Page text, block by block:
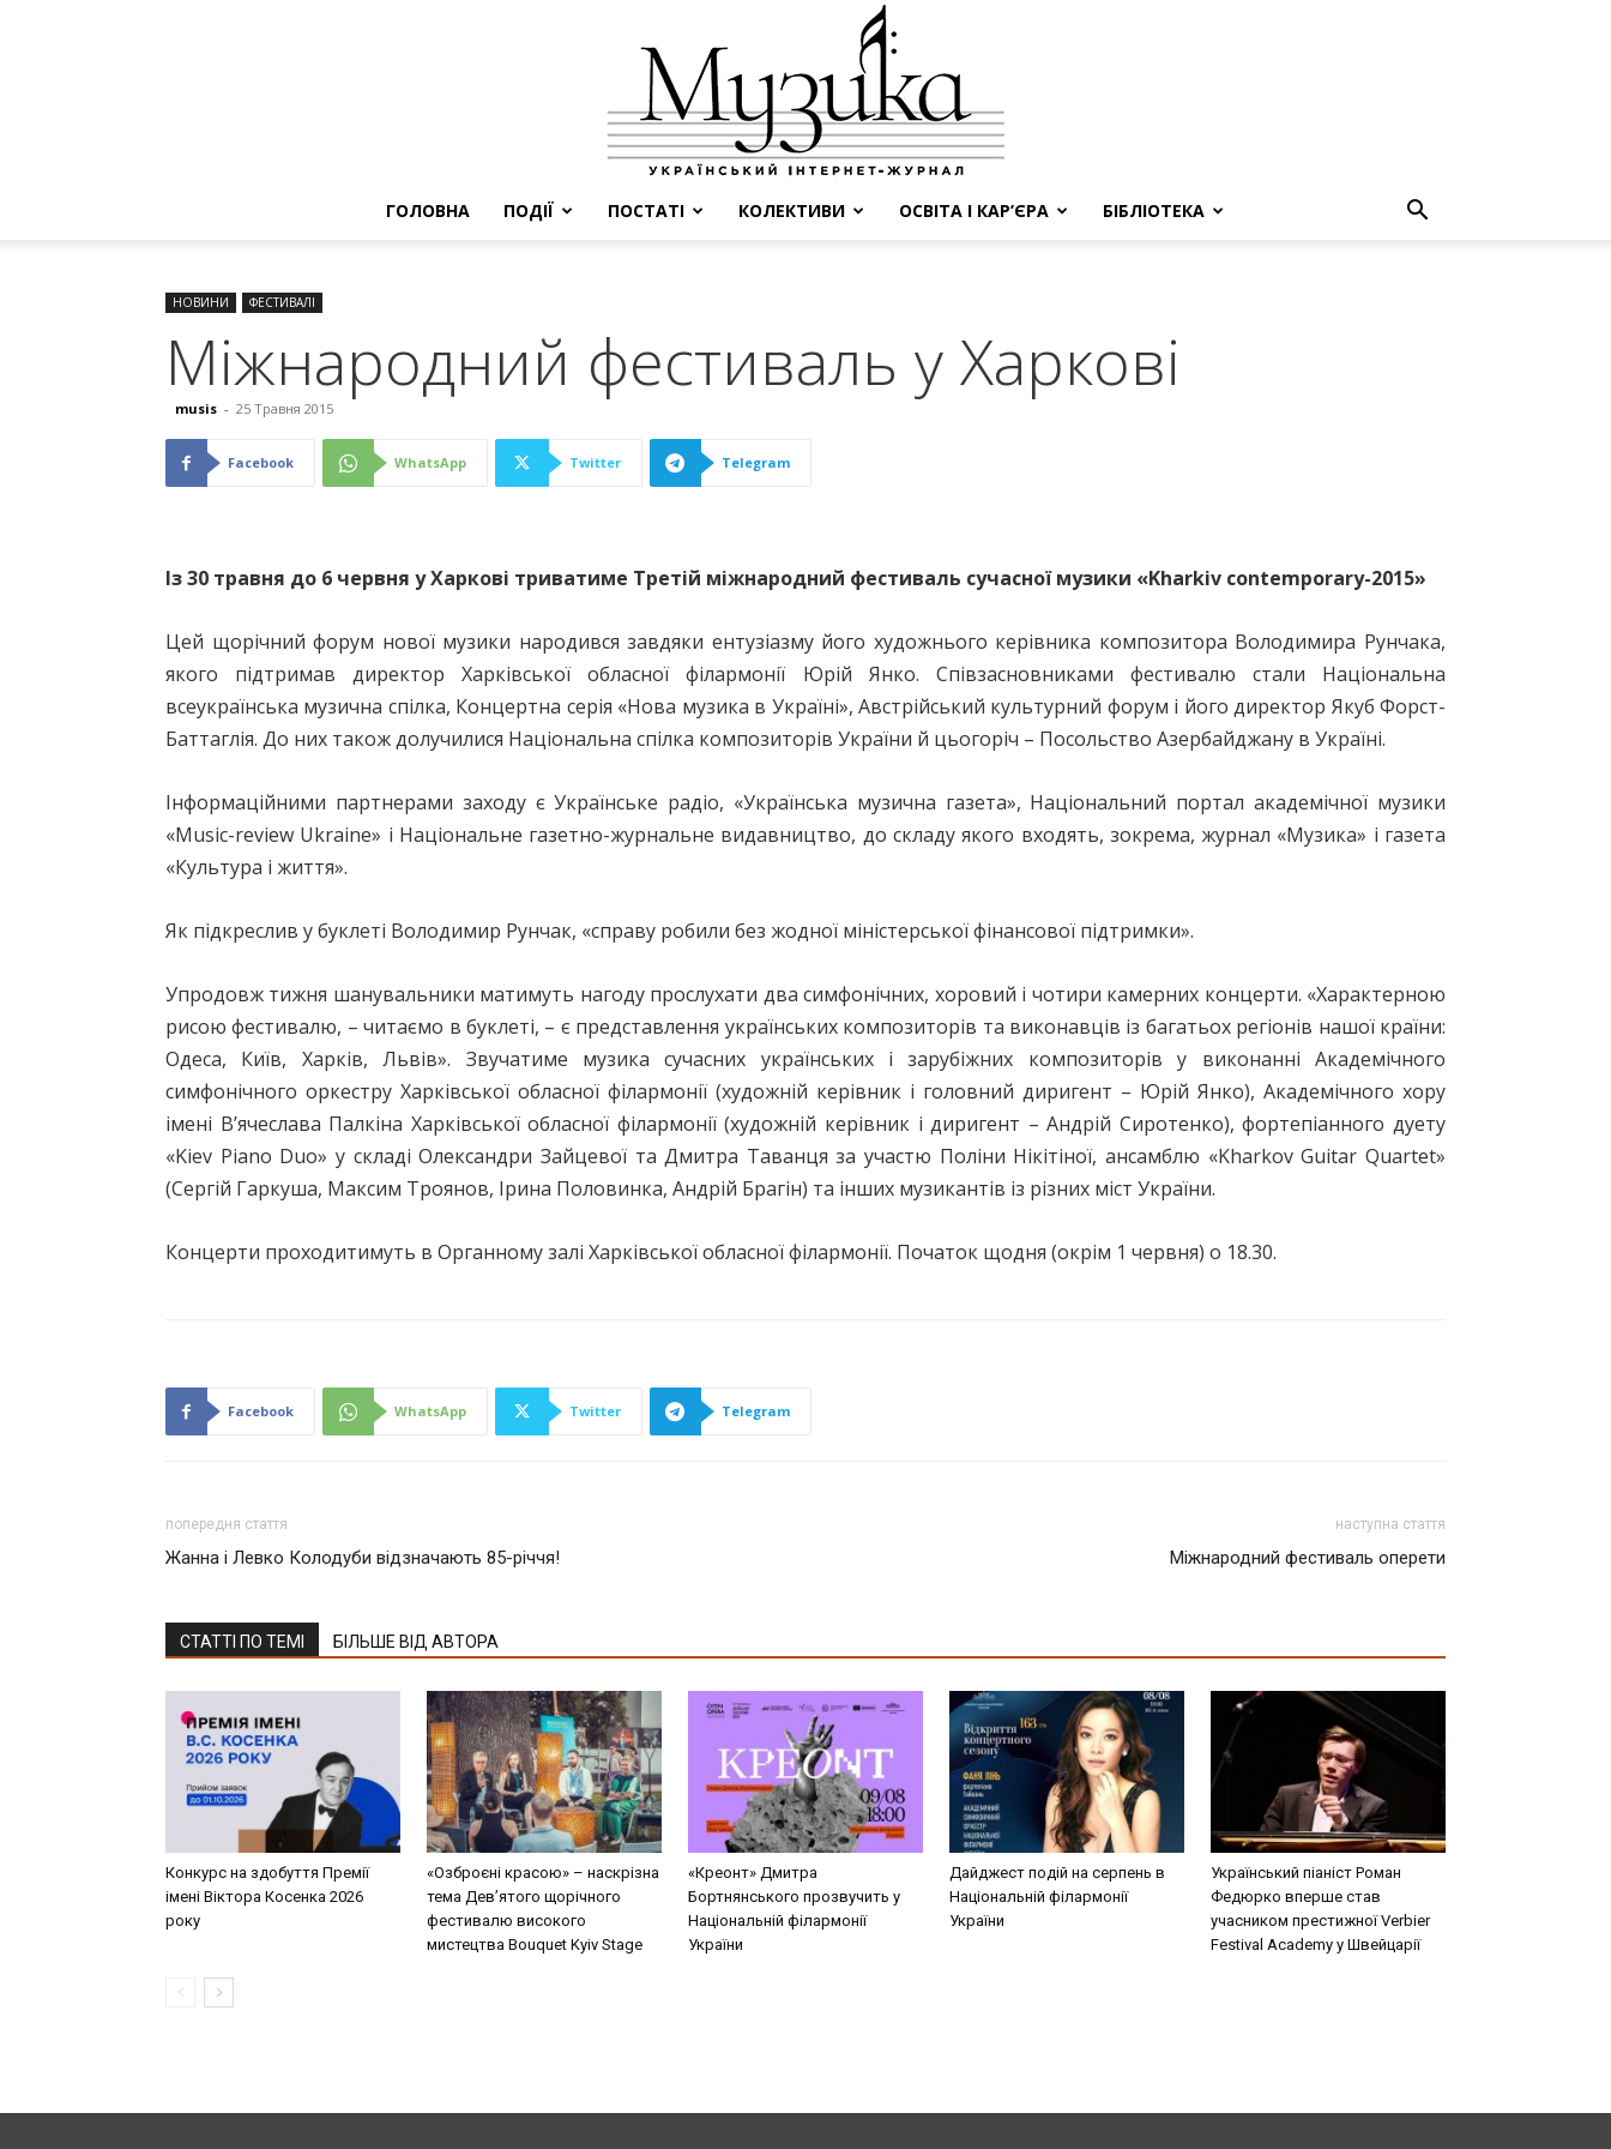
ГОЛОВНА ПОДІЇ ПОСТАТІ КОЛЕКТИВИ ОСВІТА І КАР’ЄРА БІБЛІОТЕКА
НОВИНИ ФЕСТИВАЛІ
Міжнародний фестиваль у Харкові
musis - 25 Травня 2015
Facebook WhatsApp Twitter Telegram
Із 30 травня до 6 червня у Харкові триватиме Третій міжнародний фестиваль сучасної музики «Kharkiv contemporary-2015»
Цей щорічний форум нової музики народився завдяки ентузіазму його художнього керівника композитора Володимира Рунчака,
якого підтримав директор Харківської обласної філармонії Юрій Янко. Співзасновниками фестивалю стали Національна
всеукраїнська музична спілка, Концертна серія «Нова музика в Україні», Австрійський культурний форум і його директор Якуб Форст-
Баттаглія. До них також долучилися Національна спілка композиторів України й цьогоріч – Посольство Азербайджану в Україні.
Інформаційними партнерами заходу є Українське радіо, «Українська музична газета», Національний портал академічної музики
«Music-review Ukraine» і Національне газетно-журнальне видавництво, до складу якого входять, зокрема, журнал «Музика» і газета
«Культура і життя».
Як підкреслив у буклеті Володимир Рунчак, «справу робили без жодної міністерської фінансової підтримки».
Упродовж тижня шанувальники матимуть нагоду прослухати два симфонічних, хоровий і чотири камерних концерти. «Характерною
рисою фестивалю, – читаємо в буклеті, – є представлення українських композиторів та виконавців із багатьох регіонів нашої країни:
Одеса, Київ, Харків, Львів». Звучатиме музика сучасних українських і зарубіжних композиторів у виконанні Академічного
симфонічного оркестру Харківської обласної філармонії (художній керівник і головний диригент – Юрій Янко), Академічного хору
імені В’ячеслава Палкіна Харківської обласної філармонії (художній керівник і диригент – Андрій Сиротенко), фортепіанного дуету
«Kiev Pіano Duo» у складі Олександри Зайцевої та Дмитра Таванця за участю Поліни Нікітіної, ансамблю «Kharkov Guitar Quartet»
(Сергій Гаркуша, Максим Троянов, Ірина Половинка, Андрій Брагін) та інших музикантів із різних міст України.
Концерти проходитимуть в Органному залі Харківської обласної філармонії. Початок щодня (окрім 1 червня) о 18.30.
Facebook WhatsApp Twitter Telegram
попередня стаття
Жанна і Левко Колодуби відзначають 85-річчя!
наступна стаття
Міжнародний фестиваль оперети
СТАТТІ ПО ТЕМІ БІЛЬШЕ ВІД АВТОРА
Конкурс на здобуття Премії
імені Віктора Косенка 2026
року
«Озброєні красою» – наскрізна
тема Дев’ятого щорічного
фестивалю високого
мистецтва Bouquet Kyiv Stage
«Креонт» Дмитра
Бортнянського прозвучить у
Національній філармонії
України
Дайджест подій на серпень в
Національній філармонії
України
Український піаніст Роман
Федюрко вперше став
учасником престижної Verbier
Festival Academy у Швейцарії